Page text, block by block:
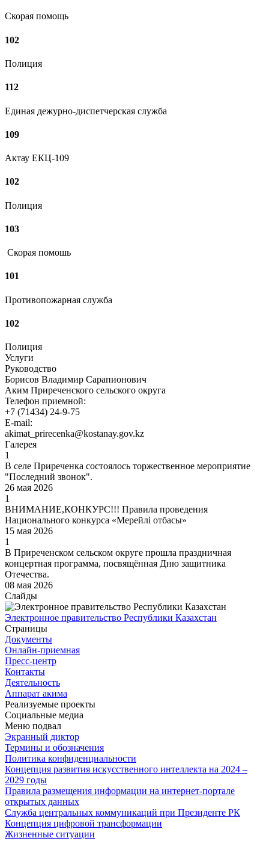
Скорая помощь
102
Полиция
112
Единая дежурно-диспетчерская служба
109
Актау ЕКЦ-109
102
Полиция
103
Скорая помошь
101
Противопожарная служба
102
Полиция
Услуги
Руководство
Борисов Владимир Сарапионович
Аким Приреченского сельского округа
Телефон приемной:
+7 (71434) 24-9-75
E-mail:
akimat_prirecenka@kostanay.gov.kz
Галерея
1
В селе Приреченка состоялось торжественное мероприятие
"Последний звонок".
26 мая 2026
1
ВНИМАНИЕ,КОНКУРС!!! Правила проведения
Национального конкурса «Мерейлi отбасы»
15 мая 2026
1
В Приреченском сельском округе прошла праздничная
концертная программа, посвящённая Дню защитника
Отечества.
08 мая 2026
Слайды
Электронное правительство Республики Казахстан
Страницы
Документы
Онлайн-приемная
Пресс-центр
Контакты
Деятельность
Аппарат акима
Реализуемые проекты
Социальные медиа
Меню подвал
Экранный диктор
Термины и обозначения
Политика конфиденциальности
Концепция развития искусственного интеллекта на 2024 –
2029 годы
Правила размещения информации на интернет-портале
открытых данных
Служба центральных коммуникаций при Президенте РК
Концепция цифровой трансформации
Жизненные ситуации